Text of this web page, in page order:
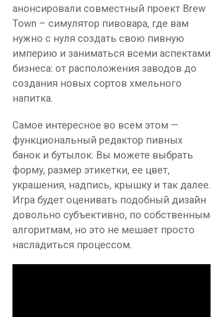
анонсировали совместный проект Brew
Town – симулятор пивовара, где вам
нужно с нуля создать свою пивную
империю и заниматься всеми аспектами
бизнеса: от расположения заводов до
создания новых сортов хмельного
напитка.
Самое интересное во всем этом —
функциональный редактор пивных
банок и бутылок. Вы можете выбрать
форму, размер этикетки, ее цвет,
украшения, надпись, крышку и так далее.
Игра будет оценивать подобный дизайн
довольно субъективно, по собственным
алгоритмам, но это не мешает просто
насладиться процессом.